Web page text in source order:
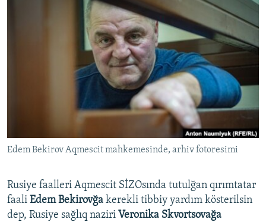
QOŞULIÑIZ!
RFE/RS bütün saytları
Edem Bekirov Aqmescit mahkemesinde, arhiv fotoresimi
Rusiye faalleri Aqmescit SİZOsında tutulğan qırımtatar
faali Edem Bekirovğa kerekli tibbiy yardım kösterilsin
dep, Rusiye sağlıq naziri Veronika Skvortsovağa